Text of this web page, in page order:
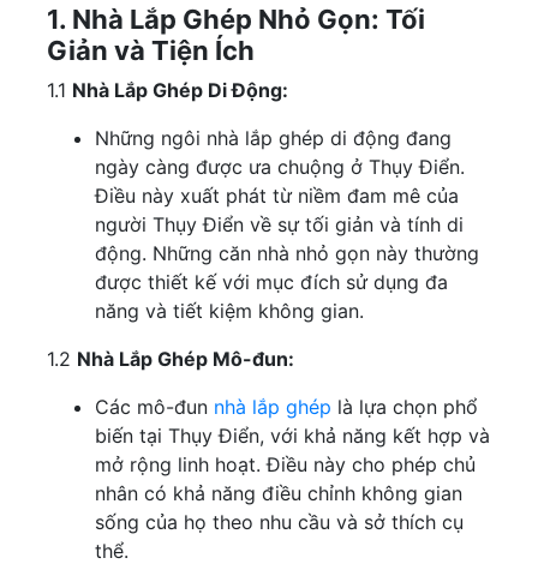
1. Nhà Lắp Ghép Nhỏ Gọn: Tối
Giản và Tiện Ích
1.1 Nhà Lắp Ghép Di Động:
Những ngôi nhà lắp ghép di động đang
ngày càng được ưa chuộng ở Thụy Điển.
Điều này xuất phát từ niềm đam mê của
người Thụy Điển về sự tối giản và tính di
động. Những căn nhà nhỏ gọn này thường
được thiết kế với mục đích sử dụng đa
năng và tiết kiệm không gian.
1.2 Nhà Lắp Ghép Mô-đun:
Các mô-đun nhà lắp ghép là lựa chọn phổ
biến tại Thụy Điển, với khả năng kết hợp và
mở rộng linh hoạt. Điều này cho phép chủ
nhân có khả năng điều chỉnh không gian
sống của họ theo nhu cầu và sở thích cụ
thể.